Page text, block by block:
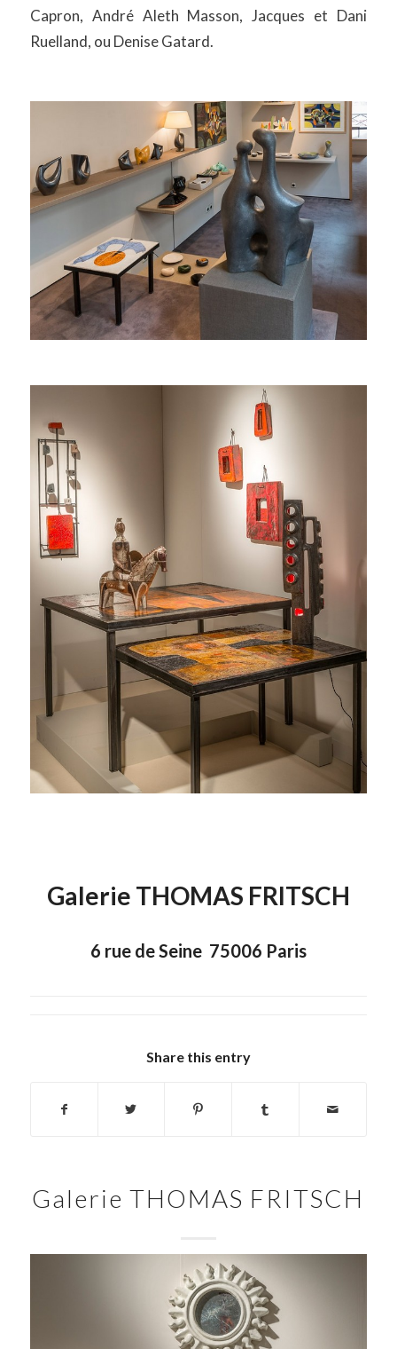
Capron, André Aleth Masson, Jacques et Dani
Ruelland, ou Denise Gatard.
Galerie THOMAS FRITSCH
6 rue de Seine 75006 Paris
Share this entry
Galerie THOMAS FRITSCH